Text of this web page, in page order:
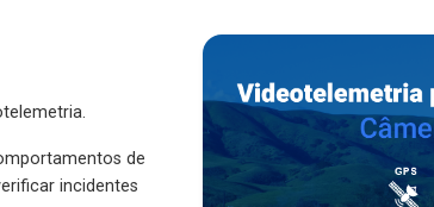
de
incidentes